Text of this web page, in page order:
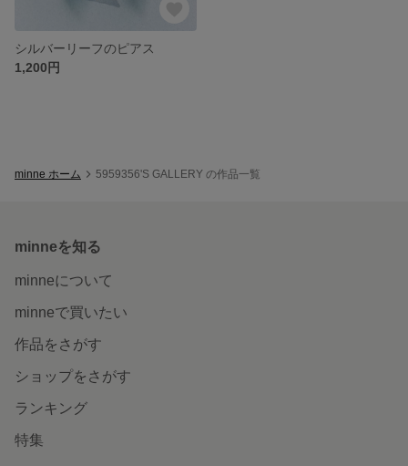
シルバーリーフのピアス
1,200円
minne ホーム 5959356'S GALLERY の作品一覧
minneを知る
minneについて
minneで買いたい
作品をさがす
ショップをさがす
ランキング
特集